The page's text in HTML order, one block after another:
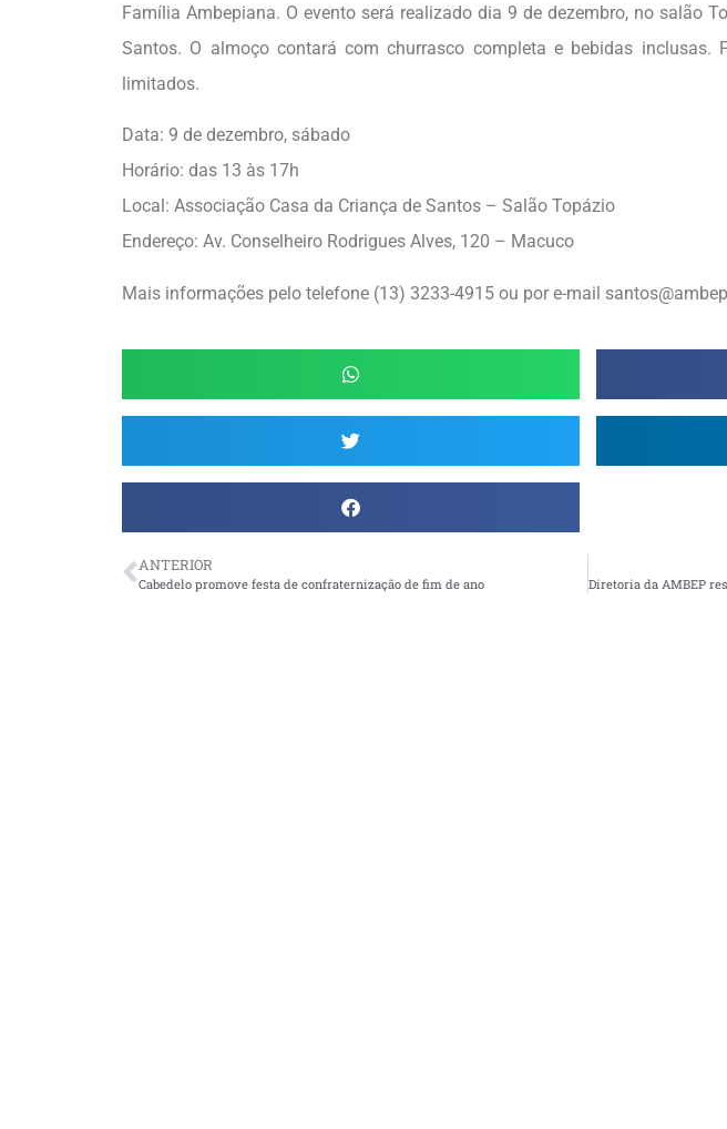
Família Ambepiana. O evento será realizado dia 9 de dezembro, no salão
Santos. O almoço contará com churrasco completa e bebidas inclusas.
limitados.
Data: 9 de dezembro, sábado
Horário: das 13 às 17h
Local: Associação Casa da Criança de Santos – Salão Topázio
Endereço: Av. Conselheiro Rodrigues Alves, 120 – Macuco
Mais informações pelo telefone (13) 3233-4915 ou por e-mail
ANTERIOR
Cabedelo promove festa de confraternização de fim de ano